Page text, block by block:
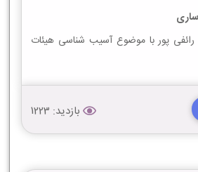
رائفی پور با موضوع آسیب شناسی هیئات
بازدید: 1223